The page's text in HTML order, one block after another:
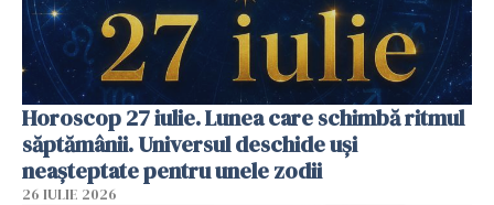
Horoscop 27 iulie. Lunea care schimbă ritmul
săptămânii. Universul deschide uși
neașteptate pentru unele zodii
26 IULIE 2026